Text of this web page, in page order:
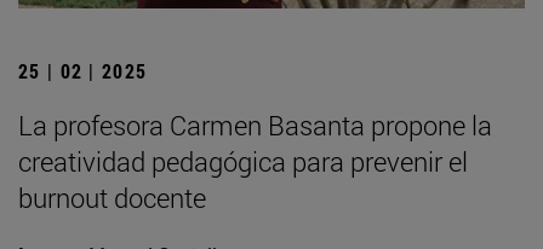
25 | 02 | 2025
La profesora Carmen Basanta propone la
creatividad pedagógica para prevenir el
burnout docente